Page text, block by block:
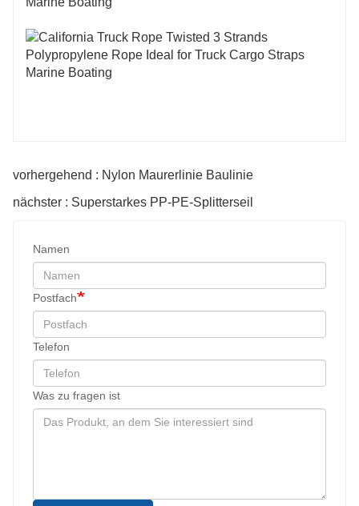
vorhergehend : Nylon Maurerlinie Baulinie
nächster : Superstarkes PP-PE-Splitterseil
Namen
Postfach
Telefon
Was zu fragen ist